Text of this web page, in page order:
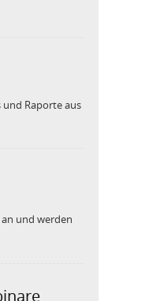
und Raporte aus
an und werden